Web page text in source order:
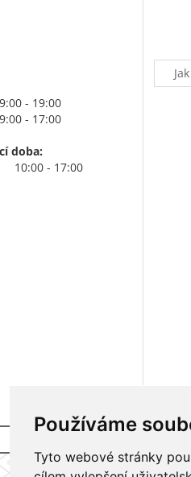
Používáme
Tyto webové stránky
9:00 - 19:00
9:00 - 17:00
doba:
10:00 - 17:00